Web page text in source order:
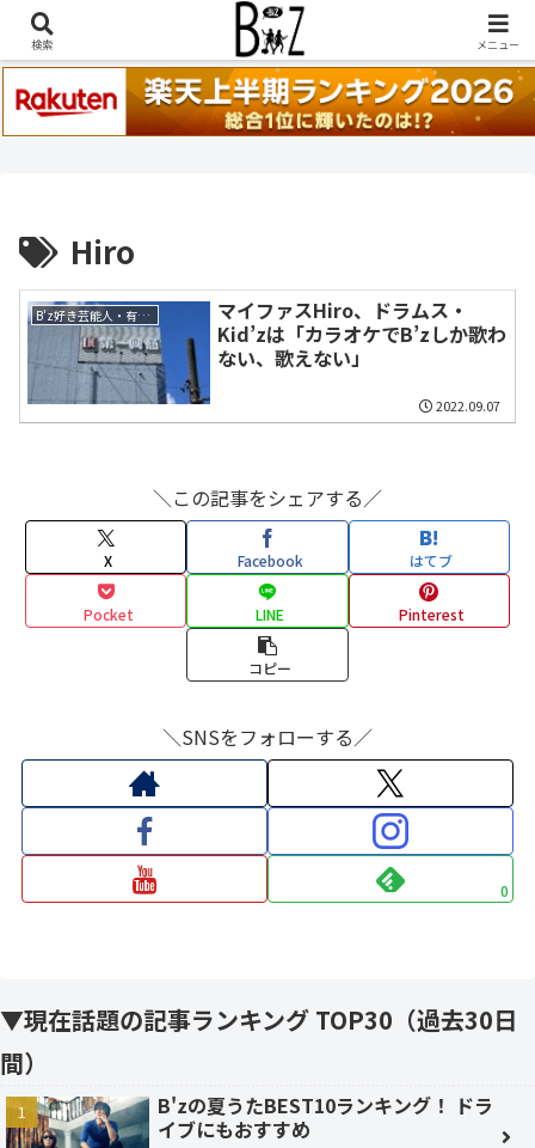
稲葉浩志『en-Zepp』『enⅣ』セトリ一覧はこちら
Hiro
B'z好き芸能人・有名人・ミュージシャン
マイファスHiro、ドラムス・
Kid’zは「カラオケでB’zしか歌わ
ない、歌えない」
2022.09.07
＼この記事をシェアする／
X Facebook はてブ
Pocket LINE Pinterest
コピー
＼SNSをフォローする／
0
▼現在話題の記事ランキング TOP30（過去30日
間）
B'zの夏うたBEST10ランキング！ ドラ
イブにもおすすめ
検索 メニュー